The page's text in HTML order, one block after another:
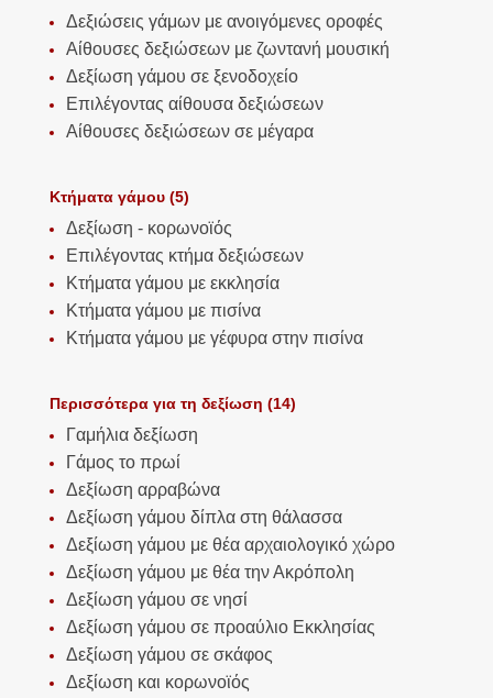
Δεξιώσεις γάμων με ανοιγόμενες οροφές
Αίθουσες δεξιώσεων με ζωντανή μουσική
Δεξίωση γάμου σε ξενοδοχείο
Επιλέγοντας αίθουσα δεξιώσεων
Αίθουσες δεξιώσεων σε μέγαρα
Κτήματα γάμου (5)
Δεξίωση - κορωνοϊός
Επιλέγοντας κτήμα δεξιώσεων
Κτήματα γάμου με εκκλησία
Κτήματα γάμου με πισίνα
Κτήματα γάμου με γέφυρα στην πισίνα
Περισσότερα για τη δεξίωση (14)
Γαμήλια δεξίωση
Γάμος το πρωί
Δεξίωση αρραβώνα
Δεξίωση γάμου δίπλα στη θάλασσα
Δεξίωση γάμου με θέα αρχαιολογικό χώρο
Δεξίωση γάμου με θέα την Ακρόπολη
Δεξίωση γάμου σε νησί
Δεξίωση γάμου σε προαύλιο Εκκλησίας
Δεξίωση γάμου σε σκάφος
Δεξίωση και κορωνοϊός